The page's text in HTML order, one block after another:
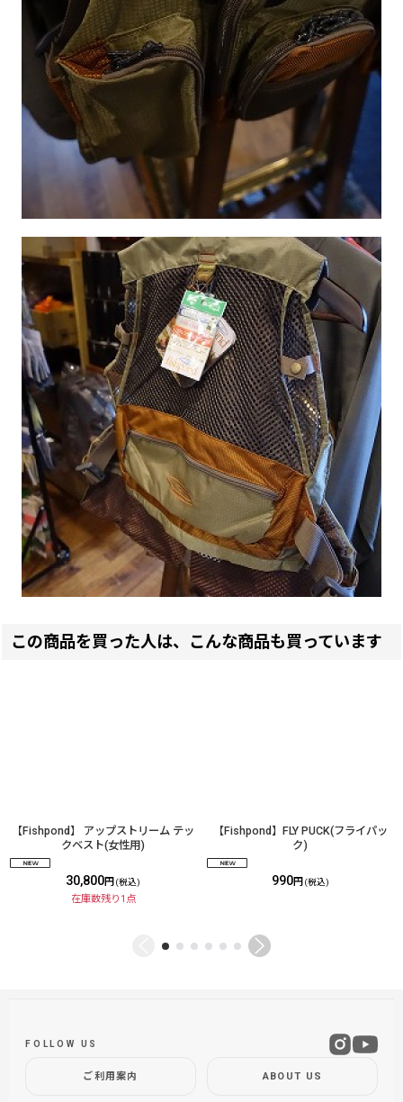
この商品を買った人は、こんな商品も買っています
【Fishpond】 アップストリーム テッ
クベスト(女性用)
30,800円 (税込)
在庫数残り1点
【Fishpond】FLY PUCK(フライパッ
ク)
990円 (税込)
ご利用案内 ABOUT US
FOLLOW US